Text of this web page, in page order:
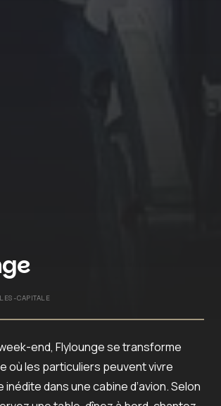
CAPITALE
end, Flylounge se transforme
où les particuliers peuvent vivre
dans une cabine d’avion. Selon